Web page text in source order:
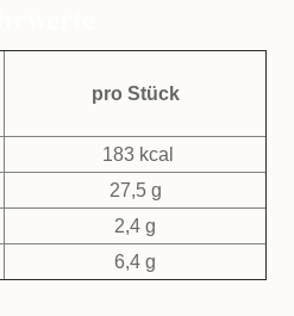
pro Stück
183 kcal
27,5 g
2,4 g
6,4 g